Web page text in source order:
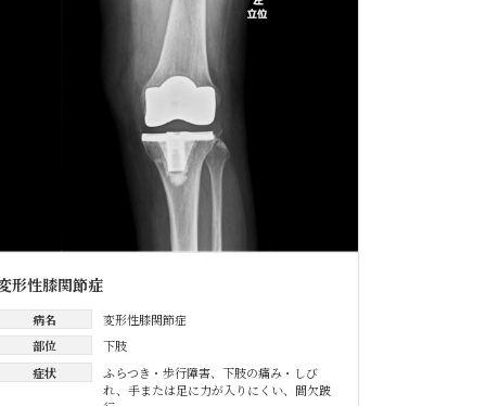
形性膝関節症
病名
変形性膝関節症
部位
下肢
症状
ふらつき・歩行障害、下肢の痛み・しび
れ、手または足に力が入りにくい、 間欠跛